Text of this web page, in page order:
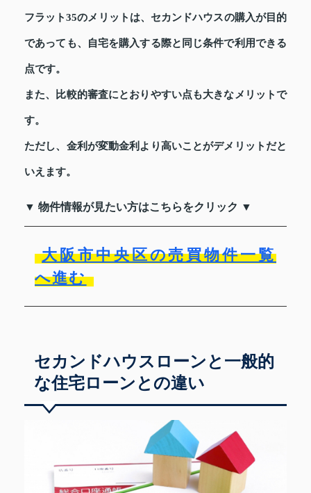
フラット35のメリットは、セカンドハウスの購入が目的
であっても、自宅を購入する際と同じ条件で利用できる
点です。
また、比較的審査にとおりやすい点も大きなメリットで
す。
ただし、金利が変動金利より高いことがデメリットだと
いえます。
▼ 物件情報が見たい方はこちらをクリック ▼
大阪市中央区の売買物件一覧
へ進む
セカンドハウスローンと一般的
な住宅ローンとの違い